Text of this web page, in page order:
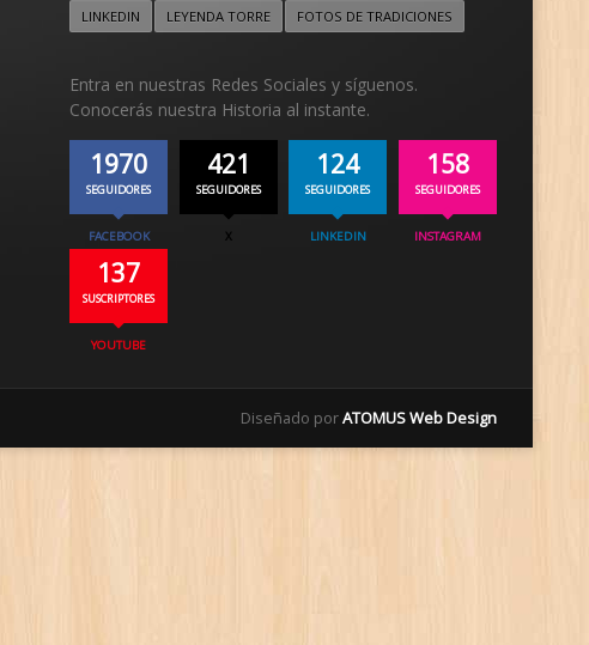
LINKEDIN LEYENDA TORRE FOTOS DE TRADICIONES
Entra en nuestras Redes Sociales y síguenos.
Conocerás nuestra Historia al instante.
1970
SEGUIDORES
FACEBOOK
421
SEGUIDORES
X
124
SEGUIDORES
LINKEDIN
158
SEGUIDORES
INSTAGRAM
137
SUSCRIPTORES
YOUTUBE
Diseñado porATOMUS Web Design